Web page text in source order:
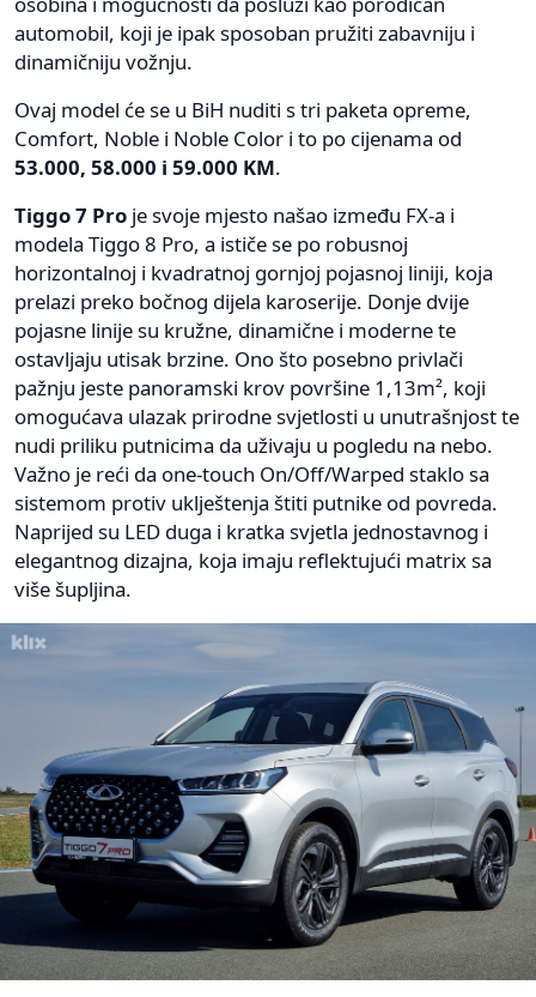
automobil, koji je ipak sposoban pružiti zabavniju i
dinamičniju vožnju.
Ovaj model će se u BiH nuditi s tri paketa opreme,
Comfort, Noble i Noble Color i to po cijenama od
53.000, 58.000 i 59.000 KM.
Tiggo 7 Pro je svoje mjesto našao između FX-a i
modela Tiggo 8 Pro, a ističe se po robusnoj
horizontalnoj i kvadratnoj gornjoj pojasnoj liniji, koja
prelazi preko bočnog dijela karoserije. Donje dvije
pojasne linije su kružne, dinamične i moderne te
ostavljaju utisak brzine. Ono što posebno privlači
pažnju jeste panoramski krov površine 1,13m², koji
omogućava ulazak prirodne svjetlosti u unutrašnjost te
nudi priliku putnicima da uživaju u pogledu na nebo.
Važno je reći da one-touch On/Off/Warped staklo sa
sistemom protiv uklještenja štiti putnike od povreda.
Naprijed su LED duga i kratka svjetla jednostavnog i
elegantnog dizajna, koja imaju reflektujući matrix sa
više šupljina.